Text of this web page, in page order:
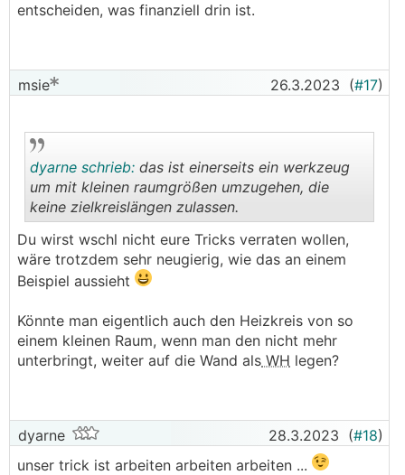
entscheiden, was finanziell drin ist.
msie 26.3.2023 (#17)
..
dyarne schrieb: das ist einerseits ein werkzeug
um mit kleinen raumgrößen umzugehen, die
keine zielkreislängen zulassen.
Du wirst wschl nicht eure Tricks verraten wollen,
wäre trotzdem sehr neugierig, wie das an einem
Beispiel aussieht
Könnte man eigentlich auch den Heizkreis von so
einem kleinen Raum, wenn man den nicht mehr
unterbringt, weiter auf die Wand als WH legen?
dyarne 28.3.2023 (#18)
unser trick ist arbeiten arbeiten arbeiten ...